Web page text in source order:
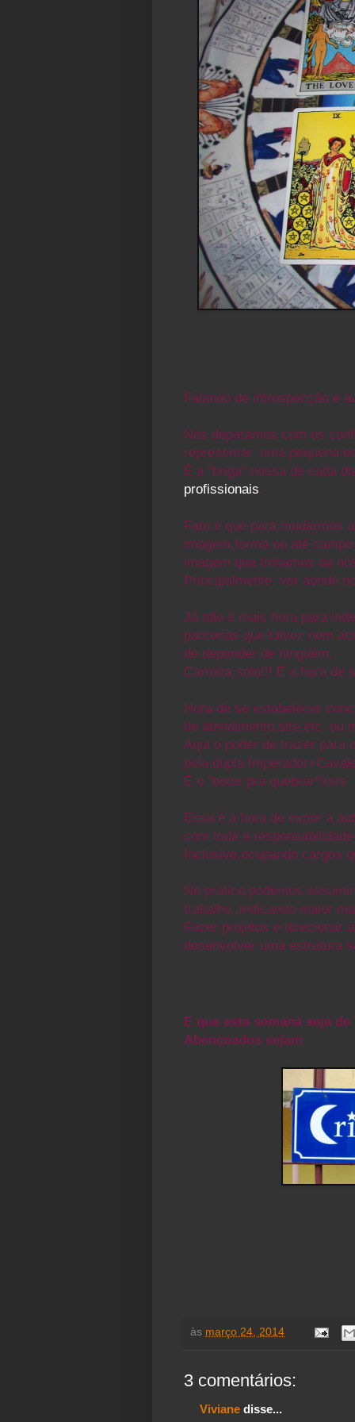
Falando de introspecção e
Nos deparamos com os
representar uma pequena
É a "briga" nossa de cada
profissionais.
Fato é que para mudarmos
imagem,forma ou até
imagem que tínhamos de
Principalmente: ver aonde
Já não é mais hora para
parcerias que talvez nem
de depender de ninguém.
Carreira solo!!! É a hora de
Hora de se estabelecer
de atendimento,site,etc. ou
Aqui o poder de trazer para
pela dupla
É o "botar pra quebrar"!rsrs
Essa é a hora de expor a
com toda a
Inclusive,ocupando cargos
No prático,podemos
trabalho ,indicando maior
Fazer projetos e direcionar
desenvolver uma estrutura
E que esta semana seja
Abençoados sejam
às março 24, 2014
3 comentários:
Viviane disse...